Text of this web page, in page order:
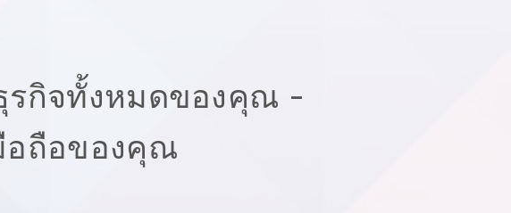
รกิจทั้งหมดของคุณ -
อถือของคุณ